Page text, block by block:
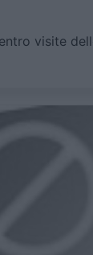
visite